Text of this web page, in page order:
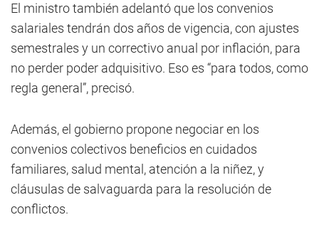
El ministro también adelantó que los convenios
salariales tendrán dos años de vigencia, con ajustes
semestrales y un correctivo anual por inflación, para
no perder poder adquisitivo. Eso es “para todos, como
regla general”, precisó.
Además, el gobierno propone negociar en los
convenios colectivos beneficios en cuidados
familiares, salud mental, atención a la niñez, y
cláusulas de salvaguarda para la resolución de
conflictos.